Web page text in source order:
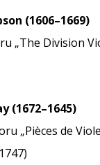
(1606–1669)
„The Division
(1672–1645)
„Pièces de